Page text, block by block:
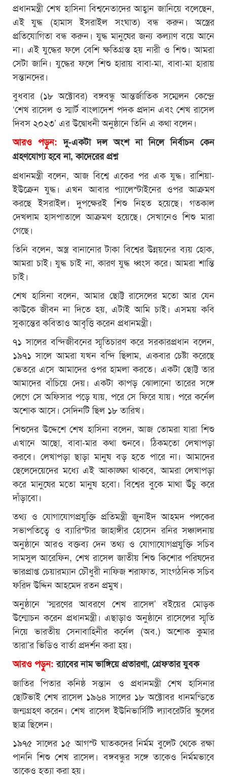
প্রধানমন্ত্রী শেখ হাসিনা বিশ্বনেতাদের আহ্বান জানিয়ে বলেছেন,
এই যুদ্ধ (হামাস ইসরাইল সংঘাত) বন্ধ করুন। অস্ত্রের
প্রতিযোগিতা বন্ধ করুন। যুদ্ধ মানুষের জন্য কল্যাণ বয়ে আনে
না। এই যুদ্ধের ফলে বেশি ক্ষতিগ্রস্ত হয় নারী ও শিশু। আমরা
সেটা জানি। যুদ্ধের ফলে শিশু হারায় বাবা-মা, বাবা-মা হারায়
সন্তানদের।
বুধবার (১৮ অক্টোবর) বঙ্গবন্ধু আন্তর্জাতিক সম্মেলন কেন্দ্রে
‘শেখ রাসেল ও স্মার্ট বাংলাদেশ পদক প্রদান এবং শেখ রাসেল
দিবস ২০২৩’ এর উদ্বোধনী অনুষ্ঠানে তিনি এ কথা বলেন।
আরও পড়ুন: দু-একটা দল অংশ না নিলে নির্বাচন কেন
গ্রহণযোগ্য হবে না, কাদেরের প্রশ্ন
প্রধানমন্ত্রী বলেন, আজ বিশ্বে একের পর এক যুদ্ধ। রাশিয়া-
ইউক্রেন যুদ্ধ। এখন আবার প্যালেস্টাইনের ওপর আক্রমণ
করছে ইসরাইল। দুপক্ষেরই শিশু নিহত হয়েছে। গতকাল
দেখলাম হাসপাতালে আক্রমণ হয়েছে। সেখানেও শিশু মারা
গেছে।
তিনি বলেন, অস্ত্র বানানোর টাকা বিশ্বের উন্নয়নের ব্যয় হোক,
আমরা চাই। যুদ্ধ চাই না, কারণ যুদ্ধ ধ্বংস করে। আমরা শান্তি
চাই।
শেখ হাসিনা বলেন, আমার ছোট্ট রাসেলের মতো আর যেন
কাউকে জীবন না দিতে হয়, এটাই আমি চাই। এসময় কবি
সুকান্তের কবিতাও আবৃত্তি করেন প্রধানমন্ত্রী।
৭১ সালের বন্দিজীবনের স্মৃতিচারণ করে সরকারপ্রধান বলেন,
১৯৭১ সালে আমরা যখন বন্দি ছিলাম, একবার চেষ্টা করেছে
ভেতরে এসে আমাদের ওপর হামলা করতে। একটা ছোট্ট তার
আমাদের বাঁচিয়ে দেয়। একটা কাপড় ঝোলানো তারের সঙ্গে
লেগে সে অফিসার পড়ে যায়, পরে সে ফিরে যায়। পরে কর্নেল
অশোক আসে। সেদিনটি ছিল ১৮ তারিখ।
শিশুদের উদ্দেশে শেখ হাসিনা বলেন, আজ তোমরা যারা শিশু
এখানে আছো, বাবা-মার কথা শুনবে। ঠিকমতো লেখাপড়া
করবে। লেখাপড়া ছাড়া মানুষ বড় হতে পারে না। আমাদের
ছেলেদেয়েদের মধ্যে এই আকাঙ্ক্ষা থাকবে, আমরা লেখাপড়া
করে মানুষের মতো মানুষ হবো। বিশ্বের বুকে মাথা উঁচু করে
দাঁড়াবো।
তথ্য ও যোগাযোগপ্রযুক্তি প্রতিমন্ত্রী জুনাইদ আহমদ পলকের
সভাপতিত্বে ও ব্যারিস্টার জাহাঙ্গীর হোসেন রনির সঞ্চালনায়
অনুষ্ঠানে আরও বক্তব্য দেন তথ্য ও যোগাযোগপ্রযুক্তি সচিব
সামসুল আরেফিন, শেখ রাসেল জাতীয় শিশু কিশোর পরিষদের
ভারপ্রাপ্ত চেয়ারম্যান চৌধুরী নাফিজ শরাফাত, সাংগঠনিক সচিব
ফরিদ উদ্দিন আহমেদ রতন প্রমুখ।
অনুষ্ঠানে ‘স্মরণের আবরণে শেখ রাসেল’ বইয়ের মোড়ক
উন্মোচন করেন প্রধানমন্ত্রী। এছাড়াও অনুষ্ঠানে রাসেলের স্মৃতি
নিয়ে ভারতীয় সেনাবাহিনীর কর্নেল (অব.) অশোক কুমার
তারা’র ভিডিও বার্তা প্রদর্শন করা হয়।
আরও পড়ুন:র‍্যাবের নাম ভাঙ্গিয়ে প্রতারণা, গ্রেফতার যুবক
জাতির পিতার কনিষ্ঠ সন্তান ও প্রধানমন্ত্রী শেখ হাসিনার
ছোটভাই শেখ রাসেল ১৯৬৪ সালের ১৮ অক্টোবর ধানমন্ডিতে
জন্মগ্রহণ করেন। শেখ রাসেল ইউনিভার্সিটি ল্যাবরেটরি স্কুলের
ছাত্র ছিলেন।
১৯৭৫ সালের ১৫ আগস্ট ঘাতকদের নির্মম বুলেট থেকে রক্ষা
পাননি শিশু শেখ রাসেল। বঙ্গবন্ধুর সঙ্গে তাকেও নির্মমভাবে
তাকেও হত্যা করা হয়।